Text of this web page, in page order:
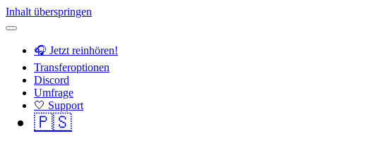
Inhalt überspringen
🎧 Jetzt reinhören!
Transferoptionen
Discord
Umfrage
🤍 Support
🇵🇸